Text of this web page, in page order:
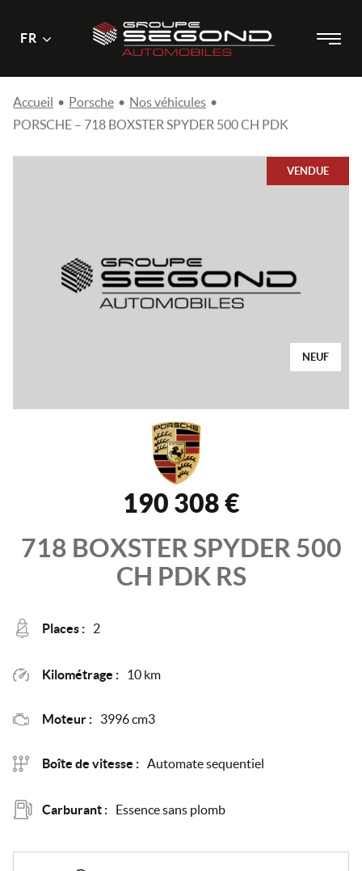
Passer
Menu
principal
Menu
FR
Accueil • Porsche • Nos véhicules •
PORSCHE – 718 BOXSTER SPYDER 500 CH PDK
NEUF
VENDUE
190 308 €
718 BOXSTER SPYDER 500
CH PDK RS
Places : 2
Kilométrage : 10 km
Moteur : 3996 cm3
Boîte de vitesse : Automate sequentiel
Carburant : Essence sans plomb